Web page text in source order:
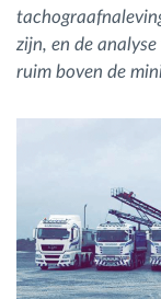
zijn, en de
ruim boven de